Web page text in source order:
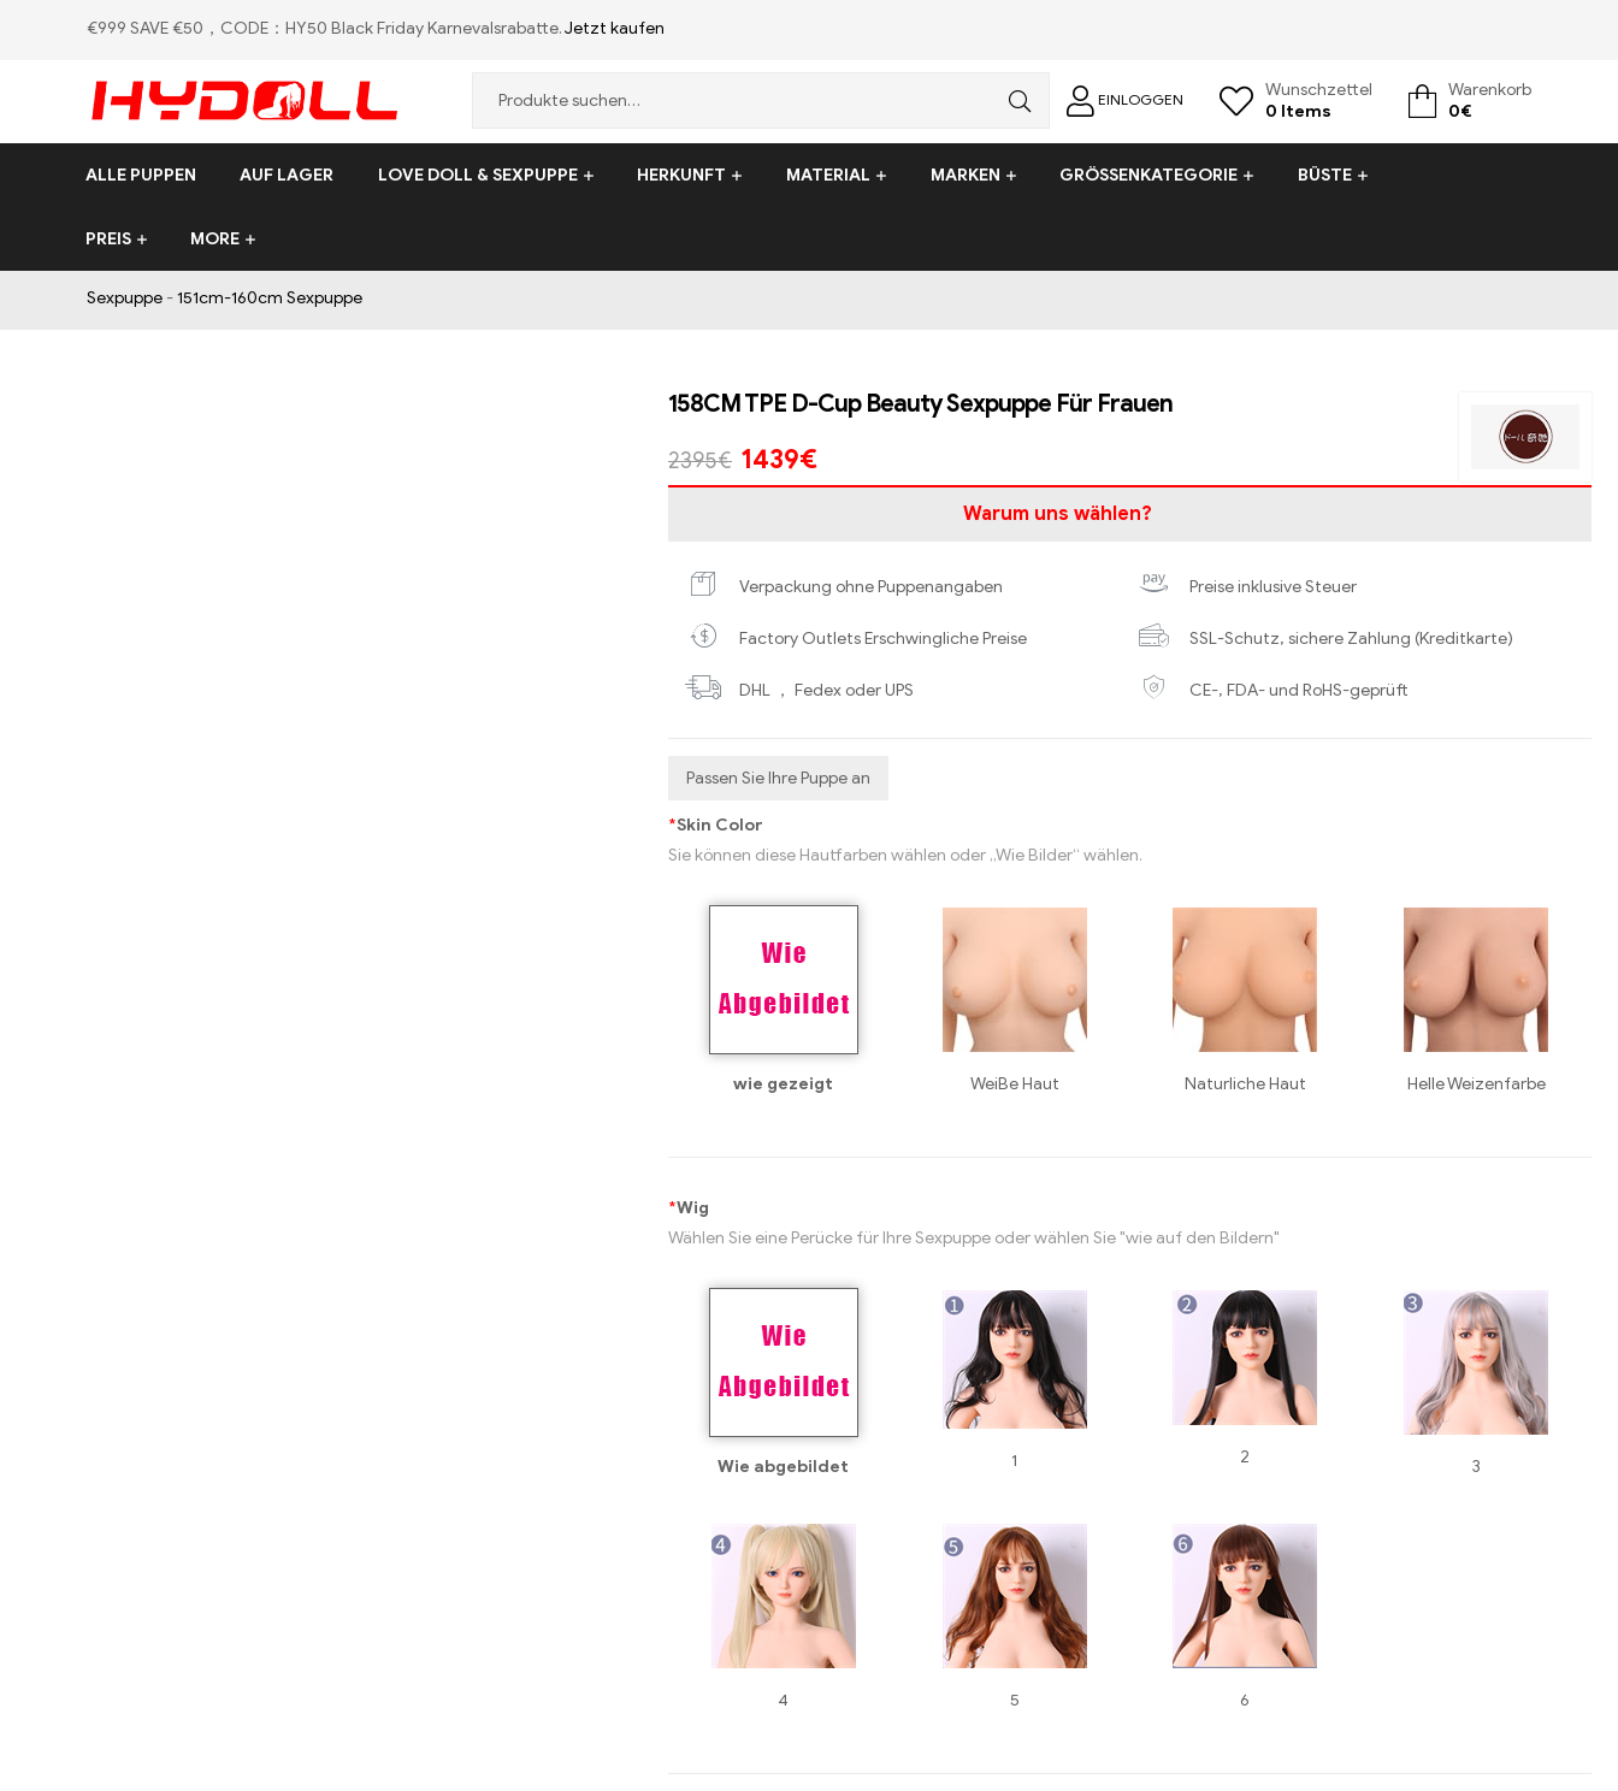
€999 SAVE €50，CODE：HY50 Black Friday Karnevalsrabatte.Jetzt kaufen
HYDOLL.DE
EINLOGGEN
Wunschzettel
0 Items
Warenkorb
0€
ALLE PUPPEN AUF LAGER LOVE DOLL & SEXPUPPE HERKUNFT MATERIAL MARKEN GRÖSSENKATEGORIE BÜSTE
PREIS MORE
Sexpuppe -151cm-160cm Sexpuppe
158CM TPE D-Cup Beauty Sexpuppe Für Frauen
2395€ 1439€
Warum uns wählen?
Verpackung ohne Puppenangaben Preise inklusive Steuer
Factory Outlets Erschwingliche Preise SSL-Schutz, sichere Zahlung (Kreditkarte)
DHL ， Fedex oder UPS CE-, FDA- und RoHS-geprüft
Passen Sie Ihre Puppe an
*Skin Color
Sie können diese Hautfarben wählen oder „Wie Bilder“ wählen.
wie gezeigt WeiBe Haut Naturliche Haut Helle Weizenfarbe
*Wig
Wählen Sie eine Perücke für Ihre Sexpuppe oder wählen Sie "wie auf den Bildern"
Wie abgebildet 1 2 3
4 5 6